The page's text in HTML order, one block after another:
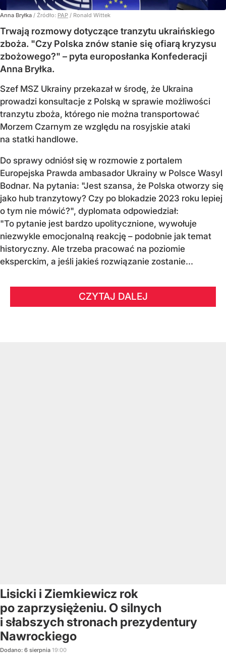
Anna Bryłka / Źródło: PAP / Ronald Wittek
Trwają rozmowy dotyczące tranzytu ukraińskiego
zboża. "Czy Polska znów stanie się ofiarą kryzysu
zbożowego?" – pyta europosłanka Konfederacji
Anna Bryłka.
Szef MSZ Ukrainy przekazał w środę, że Ukraina
prowadzi konsultacje z Polską w sprawie możliwości
tranzytu zboża, którego nie można transportować
Morzem Czarnym ze względu na rosyjskie ataki
na statki handlowe.
Do sprawy odniósł się w rozmowie z portalem
Europejska Prawda ambasador Ukrainy w Polsce Wasyl
Bodnar. Na pytania: "Jest szansa, że Polska otworzy się
jako hub tranzytowy? Czy po blokadzie 2023 roku lepiej
o tym nie mówić?", dyplomata odpowiedział:
"To pytanie jest bardzo upolitycznione, wywołuje
niezwykle emocjonalną reakcję – podobnie jak temat
historyczny. Ale trzeba pracować na poziomie
eksperckim, a jeśli jakieś rozwiązanie zostanie...
CZYTAJ DALEJ
Lisicki i Ziemkiewicz rok
po zaprzysiężeniu. O silnych
i słabszych stronach prezydentury
Nawrockiego
Dodano: 6 sierpnia 19:00